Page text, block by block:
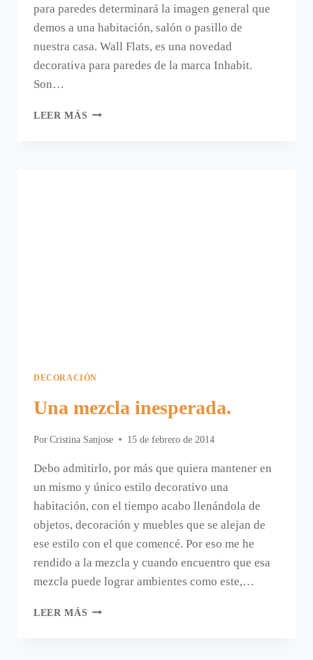
para paredes determinará la imagen general que
demos a una habitación, salón o pasillo de
nuestra casa. Wall Flats, es una novedad
decorativa para paredes de la marca Inhabit.
Son…
LEER MÁS DECORAR
DECORACIÓN
Una mezcla inesperada.
Por Cristina Sanjose 15 de febrero de 2014
Debo admitirlo, por más que quiera mantener en
un mismo y único estilo decorativo una
habitación, con el tiempo acabo llenándola de
objetos, decoración y muebles que se alejan de
ese estilo con el que comencé. Por eso me he
rendido a la mezcla y cuando encuentro que esa
mezcla puede lograr ambientes como este,…
LEER MÁS UNA